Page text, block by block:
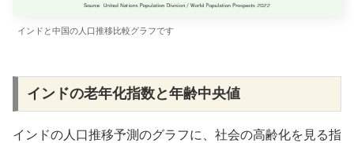
インドと中国の人口推移比較グラフです
インドの老年化指数と年齢中央値
インドの人口推移予測のグラフに、社会の高齢化を見る指